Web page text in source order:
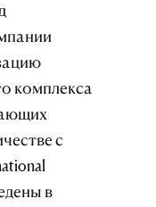
комплекса
с
в